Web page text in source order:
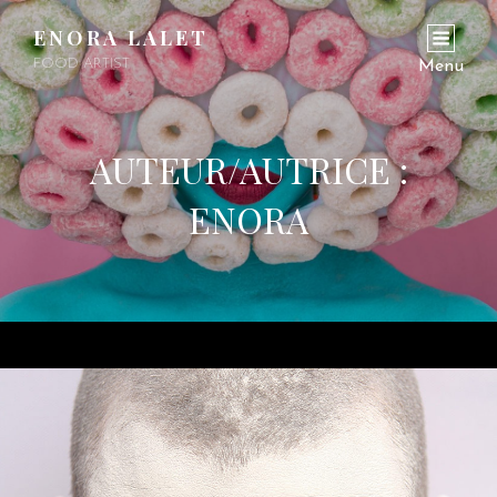
ENORA LALET
FOOD ARTIST Menu
AUTEUR/AUTRICE :
ENORA